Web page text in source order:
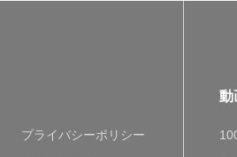
プライバシーポリシー
動